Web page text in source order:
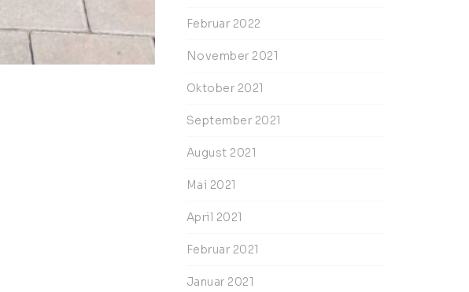
Februar 2022
November 2021
Oktober 2021
September 2021
August 2021
Mai 2021
April 2021
Februar 2021
Januar 2021